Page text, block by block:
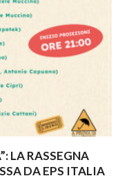
LA RASSEGNA
DA EPS ITALIA